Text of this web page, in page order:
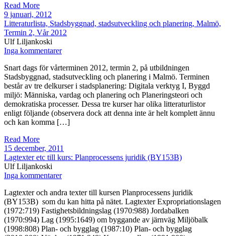
Read More
9 januari, 2012
Litteraturlista, Stadsbyggnad, stadsutveckling och planering, Malmö,
Termin 2, Vår 2012
Ulf Liljankoski
Inga kommentarer
Snart dags för vårterminen 2012, termin 2, på utbildningen
Stadsbyggnad, stadsutveckling och planering i Malmö. Terminen
består av tre delkurser i stadsplanering: Digitala verktyg I, Byggd
miljö: Människa, vardag och planering och Planeringsteori och
demokratiska processer. Dessa tre kurser har olika litteraturlistor
enligt följande (observera dock att denna inte är helt komplett ännu
och kan komma […]
Read More
15 december, 2011
Lagtexter etc till kurs: Planprocessens juridik (BY153B)
Ulf Liljankoski
Inga kommentarer
Lagtexter och andra texter till kursen Planprocessens juridik
(BY153B) som du kan hitta på nätet. Lagtexter Expropriationslagen
(1972:719) Fastighetsbildningslag (1970:988) Jordabalken
(1970:994) Lag (1995:1649) om byggande av järnväg Miljöbalk
(1998:808) Plan- och bygglag (1987:10) Plan- och bygglag